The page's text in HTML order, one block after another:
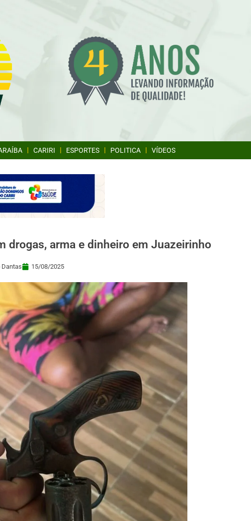
CARIRI ESPORTES POLITICA VÍDEOS
drogas, arma e dinheiro em Juazeirinho
Dantas 15/08/2025